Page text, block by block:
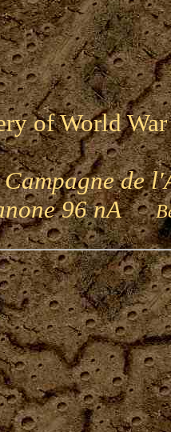
of World
de
96 nA